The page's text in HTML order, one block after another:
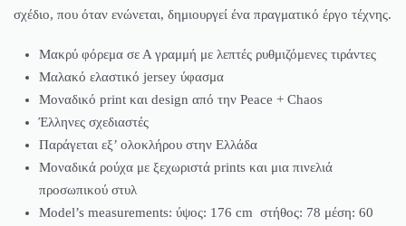
σχέδιο, που όταν ενώνεται, δημιουργεί ένα πραγματικό έργο τέχνης.
Μακρύ φόρεμα σε Α γραμμή με λεπτές ρυθμιζόμενες τιράντες
Μαλακό ελαστικό jersey ύφασμα
Μοναδικό print και design από την Peace + Chaos
Έλληνες σχεδιαστές
Παράγεται εξ’ ολοκλήρου στην Ελλάδα
Μοναδικά ρούχα με ξεχωριστά prints και μια πινελιά
προσωπικού στυλ
Model’s measurements: ύψος: 176 cm στήθος: 78 μέση: 60